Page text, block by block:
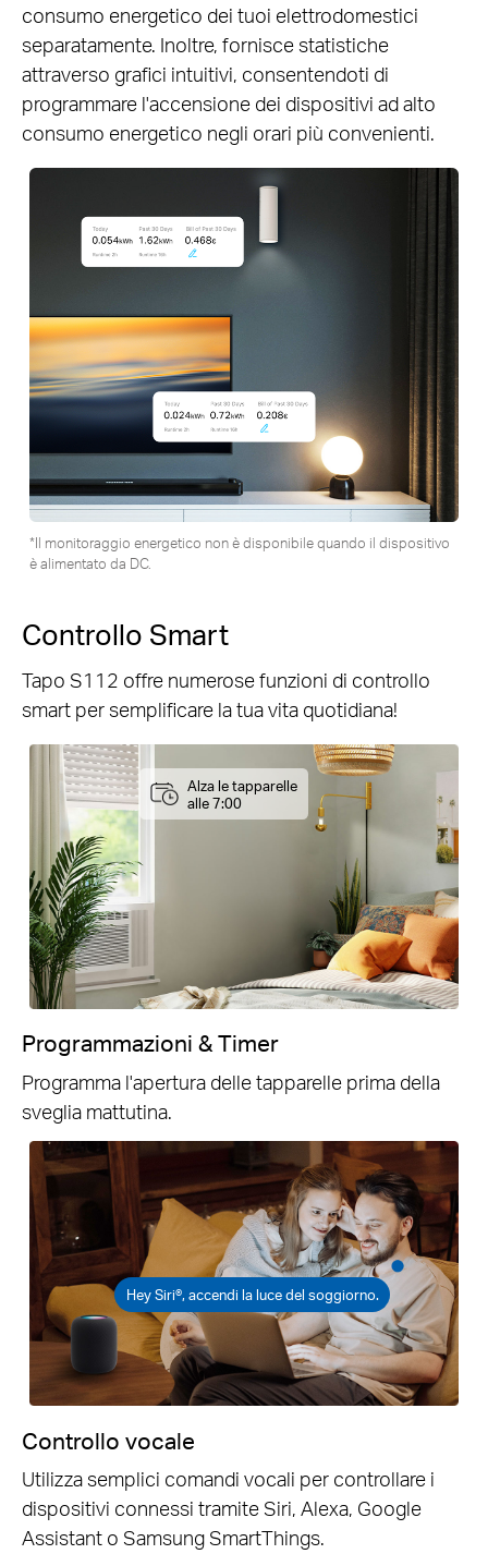
consumo energetico dei tuoi elettrodomestici
separatamente. Inoltre, fornisce statistiche
attraverso grafici intuitivi, consentendoti di
programmare l'accensione dei dispositivi ad alto
consumo energetico negli orari più convenienti.
*Il monitoraggio energetico non è disponibile quando il dispositivo
è alimentato da DC.
Controllo Smart
Tapo S112 offre numerose funzioni di controllo
smart per semplificare la tua vita quotidiana!
Alza le tapparelle
alle 7:00
Programmazioni & Timer
Programma l'apertura delle tapparelle prima della
sveglia mattutina.
Hey Siri®, accendi la luce del soggiorno.
Controllo vocale
Utilizza semplici comandi vocali per controllare i
dispositivi connessi tramite Siri, Alexa, Google
Assistant o Samsung SmartThings.